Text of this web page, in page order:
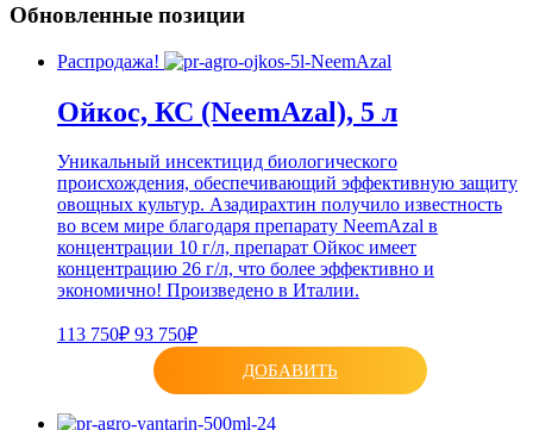
Обновленные позиции
Распродажа!
Ойкос, КС (NeemAzal), 5 л
Уникальный инсектицид биологического
происхождения, обеспечивающий эффективную защиту
овощных культур. Азадирахтин получило известность
во всем мире благодаря препарату NeemAzal в
концентрации 10 г/л, препарат Ойкос имеет
концентрацию 26 г/л, что более эффективно и
экономично! Произведено в Италии.
113 750₽ 93 750₽
ДОБАВИТЬ